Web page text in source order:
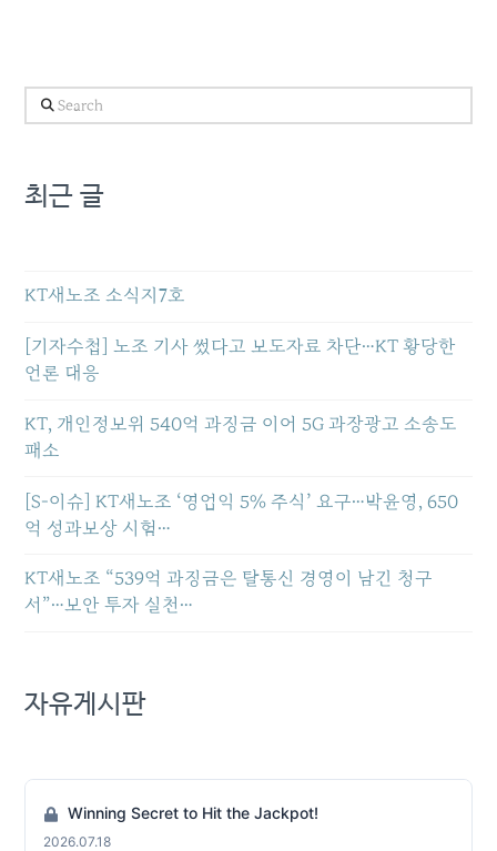
Search
최근 글
KT새노조 소식지7호
[기자수첩] 노조 기사 썼다고 보도자료 차단…KT 황당한
언론 대응
KT, 개인정보위 540억 과징금 이어 5G 과장광고 소송도
패소
[S-이슈] KT새노조 ‘영업익 5% 주식’ 요구…박윤영, 650
억 성과보상 시험…
KT새노조 “539억 과징금은 탈통신 경영이 남긴 청구
서”…보안 투자 실천…
자유게시판
Winning Secret to Hit the Jackpot!
2026.07.18